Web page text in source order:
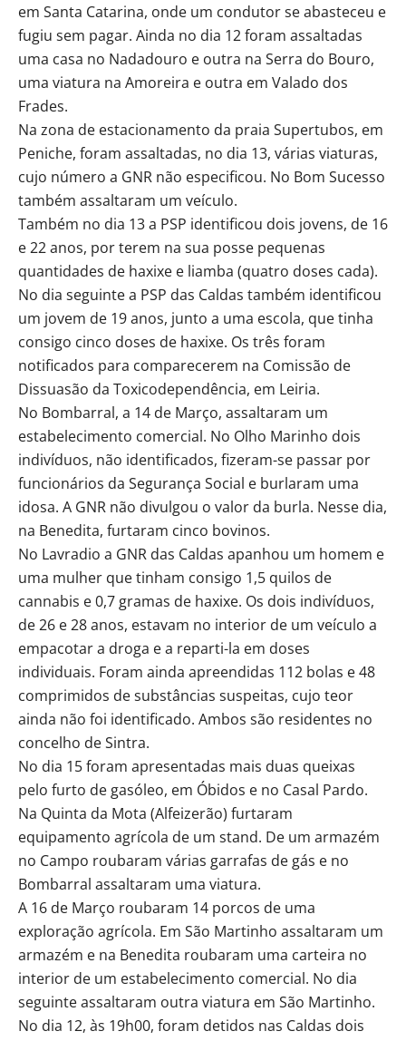
em Santa Catarina, onde um condutor se abasteceu e
fugiu sem pagar. Ainda no dia 12 foram assaltadas
uma casa no Nadadouro e outra na Serra do Bouro,
uma viatura na Amoreira e outra em Valado dos
Frades.
Na zona de estacionamento da praia Supertubos, em
Peniche, foram assaltadas, no dia 13, várias viaturas,
cujo número a GNR não especificou. No Bom Sucesso
também assaltaram um veículo.
Também no dia 13 a PSP identificou dois jovens, de 16
e 22 anos, por terem na sua posse pequenas
quantidades de haxixe e liamba (quatro doses cada).
No dia seguinte a PSP das Caldas também identificou
um jovem de 19 anos, junto a uma escola, que tinha
consigo cinco doses de haxixe. Os três foram
notificados para comparecerem na Comissão de
Dissuasão da Toxicodependência, em Leiria.
No Bombarral, a 14 de Março, assaltaram um
estabelecimento comercial. No Olho Marinho dois
indivíduos, não identificados, fizeram-se passar por
funcionários da Segurança Social e burlaram uma
idosa. A GNR não divulgou o valor da burla. Nesse dia,
na Benedita, furtaram cinco bovinos.
No Lavradio a GNR das Caldas apanhou um homem e
uma mulher que tinham consigo 1,5 quilos de
cannabis e 0,7 gramas de haxixe. Os dois indivíduos,
de 26 e 28 anos, estavam no interior de um veículo a
empacotar a droga e a reparti-la em doses
individuais. Foram ainda apreendidas 112 bolas e 48
comprimidos de substâncias suspeitas, cujo teor
ainda não foi identificado. Ambos são residentes no
concelho de Sintra.
No dia 15 foram apresentadas mais duas queixas
pelo furto de gasóleo, em Óbidos e no Casal Pardo.
Na Quinta da Mota (Alfeizerão) furtaram
equipamento agrícola de um stand. De um armazém
no Campo roubaram várias garrafas de gás e no
Bombarral assaltaram uma viatura.
A 16 de Março roubaram 14 porcos de uma
exploração agrícola. Em São Martinho assaltaram um
armazém e na Benedita roubaram uma carteira no
interior de um estabelecimento comercial. No dia
seguinte assaltaram outra viatura em São Martinho.
No dia 12, às 19h00, foram detidos nas Caldas dois